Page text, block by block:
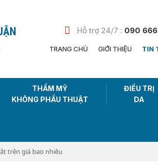
Hỗ trợ 24/7 : 090
TRANG CHỦ GIỚI THIỆU TIN
THẨM MỸ
KHÔNG PHẨU THUẬT
ĐIỀU TRỊ
DA
trên giá bao nhiêu